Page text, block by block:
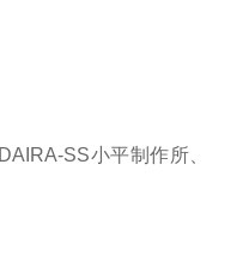
SS小平制作所、